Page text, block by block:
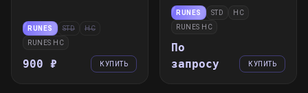
RUNES STD
HC
RUNES HC
900 ₽ КУПИТЬ
RUNES STD
HC
RUNES HC
По
запросу
КУПИТЬ